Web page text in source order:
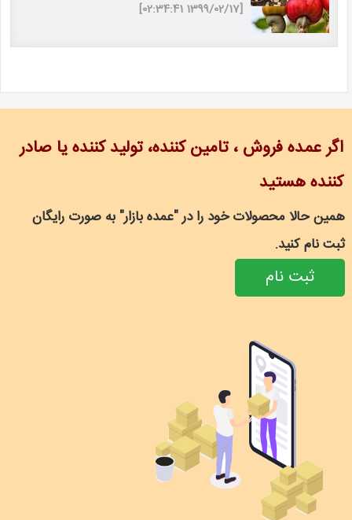
[1399/02/17 02:34:41]
اگر عمده فروش ، تامین کننده، تولید کننده یا صادر
کننده هستید
همین حالا محصولات خود را در "عمده بازار" به صورت رایگان
ثبت نام کنید.
ثبت نام